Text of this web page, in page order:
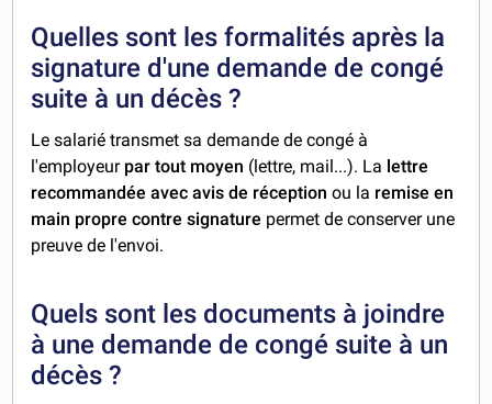
Quelles sont les formalités après la
signature d'une demande de congé
suite à un décès ?
Le salarié transmet sa demande de congé à
l'employeur par tout moyen (lettre, mail...). La lettre
recommandée avec avis de réceptionou la remise en
main propre contre signature permet de conserver une
preuve de l'envoi.
Quels sont les documents à joindre
à une demande de congé suite à un
décès ?